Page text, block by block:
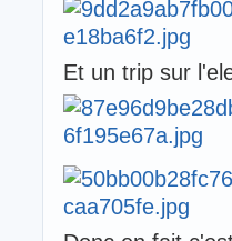
Et un trip sur